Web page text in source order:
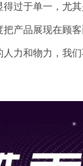
过于单一，尤
产品展现在顾
力和物力，我